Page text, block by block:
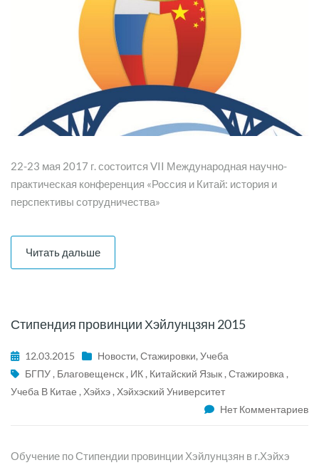
22-23 мая 2017 г. состоится VII Международная научно-
практическая конференция «Россия и Китай: история и
перспективы сотрудничества»
Читать дальше
Стипендия провинции Хэйлунцзян 2015
12.03.2015 Новости, Стажировки, Учеба
БГПУ , Благовещенск , ИК , Китайский Язык , Стажировка ,
Учеба В Китае , Хэйхэ , Хэйхэский Университет
Нет Комментариев
Обучение по Стипендии провинции Хэйлунцзян в г.Хэйхэ